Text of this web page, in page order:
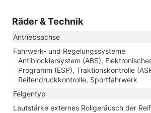
Räder & Technik
Antriebsachse
Fahrwerk- und Regelungssysteme
Antiblockiersystem (ABS),
Programm (ESP), Traktionskontrolle
Reifendruckkontrolle, Sportfahrwerk
Felgentyp
Lautstärke externes Rollgeräusch der